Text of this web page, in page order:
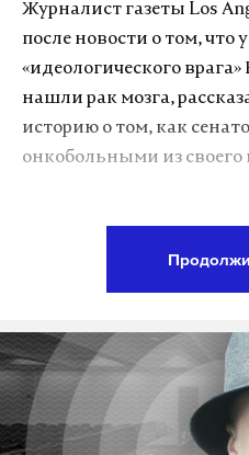
Журналист газеты Los
после новости о том, что
«идеологического
нашли рак мозга,
историю о том, как
онкобольными из своего
Аризона – Джону
без ответа. Правда, он
рассчитывал умирающий
написал, что «ему будет